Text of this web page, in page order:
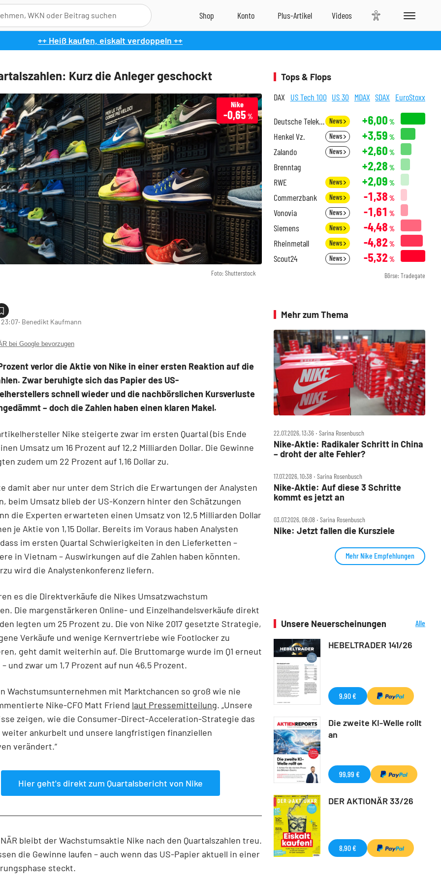
++ Heiß kaufen, eiskalt verdoppeln ++
Kurz die Anleger geschockt
Foto: Shutterstock
Nike
-0,65 %
‧ Benedikt Kaufmann
bei Google bevorzugen
verlor die Aktie von Nike in einer ersten Reaktion auf die
Zwar beruhigte sich das Papier des US-
schnell wieder und die nachbörslichen Kursverluste
– doch die Zahlen haben einen klaren Makel.
Nike steigerte zwar im ersten Quartal (bis Ende
Umsatz um 16 Prozent auf 12,2 Milliarden Dollar. Die Gewinne
zudem um 22 Prozent auf 1,16 Dollar zu.
damit aber nur unter dem Strich die Erwartungen der Analysten
beim Umsatz blieb der US-Konzern hinter den Schätzungen
die Experten erwarteten einen Umsatz von 12,5 Milliarden Dollar
je Aktie von 1,15 Dollar. Bereits im Voraus haben Analysten
im ersten Quartal Schwierigkeiten in den Lieferketten –
in Vietnam – Auswirkungen auf die Zahlen haben könnten.
wird die Analystenkonferenz liefern.
es die Direktverkäufe die Nikes Umsatzwachstum
Die margenstärkeren Online- und Einzelhandelsverkäufe direkt
legten um 25 Prozent zu. Die von Nike 2017 gesetzte Strategie,
Verkäufe und wenige Kernvertriebe wie Footlocker zu
geht damit weiterhin auf. Die Bruttomarge wurde im Q1 erneut
und zwar um 1,7 Prozent auf nun 46,5 Prozent.
Wachstumsunternehmen mit Marktchancen so groß wie nie
Nike-CFO Matt Friend laut Pressemitteilung. „Unsere
zeigen, wie die Consumer-Direct-Acceleration-Strategie das
weiter ankurbelt und unsere langfristigen finanziellen
verändert.“
Hier geht's direkt zum Quartalsbericht von Nike
bleibt der Wachstumsaktie Nike nach den Quartalszahlen treu.
die Gewinne laufen – auch wenn das US-Papier aktuell in einer
steckt.
Tops & Flops
DAX US Tech 100 US 30 MDAX SDAX EuroStoxx
Deutsche Telekom News +6,00 %
Henkel Vz. News +3,59 %
Zalando News +2,60 %
Brenntag +2,28 %
RWE News +2,09 %
Commerzbank News -1,38 %
Vonovia News -1,61 %
Siemens News -4,48 %
Rheinmetall News -4,82 %
Scout24 News -5,32 %
Börse: Tradegate
Mehr zum Thema
22.07.2026, 13:36 ‧ Sarina Rosenbusch
Nike‑Aktie: Radikaler Schritt in China
– droht der alte Fehler?
17.07.2026, 10:38 ‧ Sarina Rosenbusch
Nike‑Aktie: Auf diese 3 Schritte
kommt es jetzt an
03.07.2026, 08:08 ‧ Sarina Rosenbusch
Nike: Jetzt fallen die Kursziele
Mehr Nike Empfehlungen
Unsere Neuerscheinungen
Alle
HEBELTRADER 141/26
9,90 €
Die zweite KI-Welle rollt
an
99,99 €
DER AKTIONÄR 33/26
8,90 €